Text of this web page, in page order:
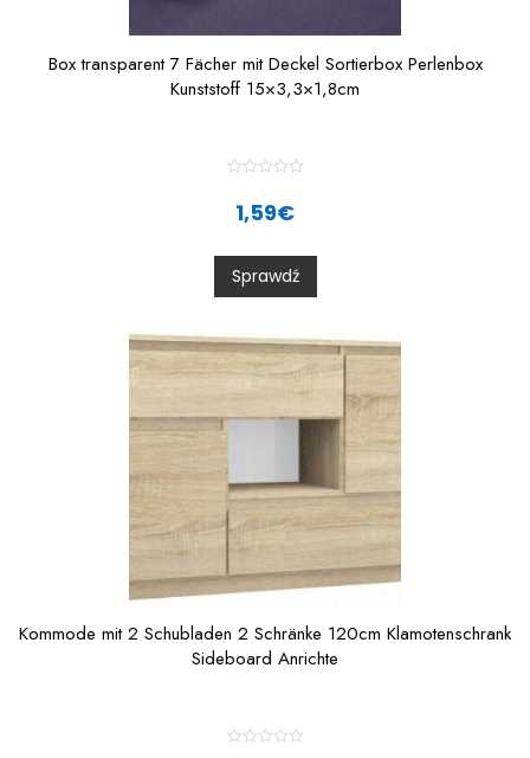
Box transparent 7 Fächer mit Deckel Sortierbox Perlenbox
Kunststoff 15×3,3×1,8cm
0
o
u
t
5
1,59€
Sprawdź
Kommode mit 2 Schubladen 2 Schränke 120cm Klamotenschrank
Sideboard Anrichte